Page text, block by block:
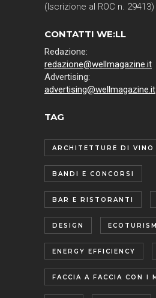
(Iscrizione al ROC n. 29413)
CONTATTI WE:LL
Redazione:
redazione@wellmagazine.it
Advertising:
advertising@wellmagazine.it
TAG
ARCHITETTURE DI VINO
BANDI E CONCORSI
BAR E RISTORANTI
DESIGN
ENERGY EFFICIENCY
FACCIA A FACCIA CON I